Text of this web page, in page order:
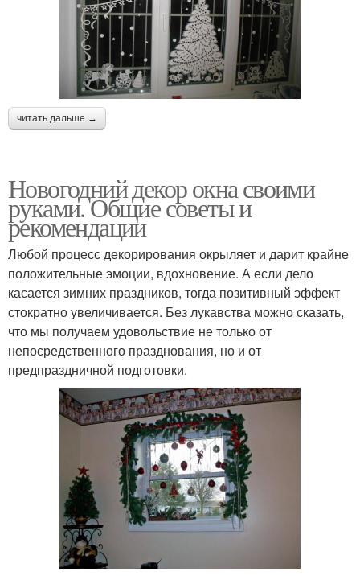
читать дальше →
Новогодний декор окна своими
руками. Общие советы и
рекомендации
Любой процесс декорирования окрыляет и дарит крайне
положительные эмоции, вдохновение. А если дело
касается зимних праздников, тогда позитивный эффект
стократно увеличивается. Без лукавства можно сказать,
что мы получаем удовольствие не только от
непосредственного празднования, но и от
предпраздничной подготовки.